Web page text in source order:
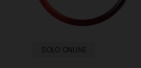
SOLO ONLINE